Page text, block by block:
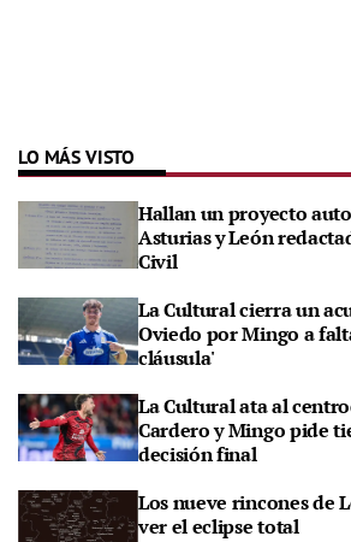
LO MÁS VISTO
Hallan un proyecto
Asturias y León
Civil
La Cultural cierra un
Oviedo por Mingo a
cláusula'
La Cultural ata al
Cardero y Mingo pide
decisión final
Los nueve rincones de
ver el eclipse total